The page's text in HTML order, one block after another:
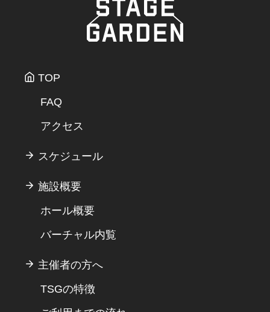
TOP
FAQ
アクセス
スケジュール
施設概要
ホール概要
バーチャル内覧
主催者の方へ
TSGの特徴